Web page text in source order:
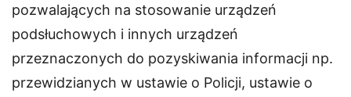
pozwalających na stosowanie urządzeń
podsłuchowych i innych urządzeń
przeznaczonych do pozyskiwania informacji np.
przewidzianych w ustawie o Policji, ustawie o